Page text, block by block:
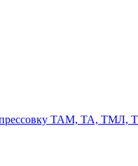
ТАМ, ТА,